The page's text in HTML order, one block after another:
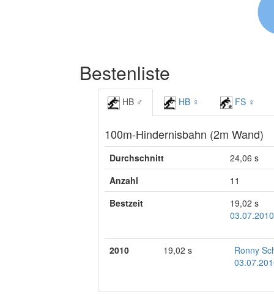
Bestenliste
HB ♂ HB ♀ FS ♀
100m-Hindernisbahn (2m Wand)
Durchschnitt
24,06 s
Anzahl
11
Bestzeit
19,02 s
2010 19,02 s
Ronny